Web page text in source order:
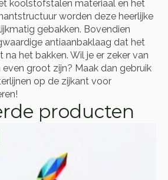
koolstofstalen materiaal en het
worden deze heerlijke
gebakken. Bovendien
antiaanbaklaag dat het
het bakken. Wil je er zeker van
groot zijn? Maak dan gebruik
op de zijkant voor
producten